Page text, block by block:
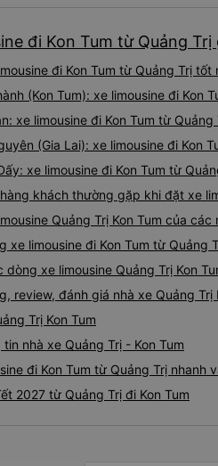
đi Kon Tum từ Quảng
đi Kon Tum từ Quảng Trị
(Kon Tum): xe limousine đi Kon
xe limousine đi Kon Tum từ Quảng
(Gia Lai): xe limousine đi Kon
xe limousine đi Kon Tum từ
khách thường gặp khi đặt xe
Quảng Trị Kon Tum của các
xe limousine đi Kon Tum từ Quảng
dòng xe limousine Quảng Trị Kon
review, đánh giá nhà xe Quảng Trị
Trị Kon Tum
nhà xe Quảng Trị - Kon Tum
đi Kon Tum từ Quảng Trị nhanh
2027 từ Quảng Trị đi Kon Tum